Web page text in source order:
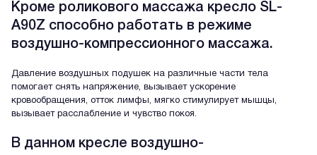
Кроме роликового массажа кресло SL-
A90Z способно работать в режиме
воздушно-компрессионного массажа.
Давление воздушных подушек на различные части тела
помогает снять напряжение, вызывает ускорение
кровообращения, отток лимфы, мягко стимулирует мышцы,
вызывает расслабление и чувство покоя.
В данном кресле воздушно-